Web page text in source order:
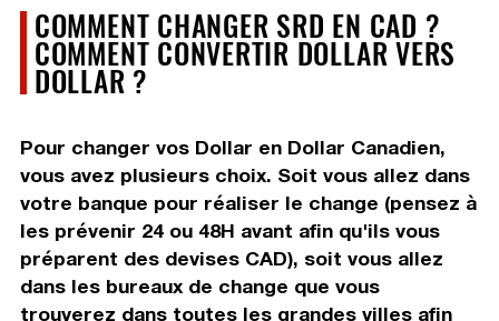
COMMENT CHANGER SRD EN CAD ?
COMMENT CONVERTIR DOLLAR VERS
DOLLAR ?
Pour changer vos Dollar en Dollar Canadien,
vous avez plusieurs choix. Soit vous allez dans
votre banque pour réaliser le change (pensez à
les prévenir 24 ou 48H avant afin qu'ils vous
préparent des devises CAD), soit vous allez
dans les bureaux de change que vous
trouverez dans toutes les grandes villes afin